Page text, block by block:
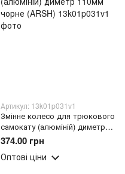
Артикул: 13k01p031v1
Змінне колесо для трюкового
самокату (алюміній) диметр
110мм чорне (ARSH)
374.00 грн
Оптові ціни